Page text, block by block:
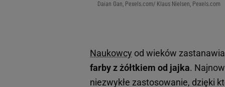
Daian Gan, Pexels.com/ Klaus Nielsen, Pexels.com
Naukowcy od wieków
farby z żółtkiem od jajka.
niezwykłe zastosowanie, dzięki